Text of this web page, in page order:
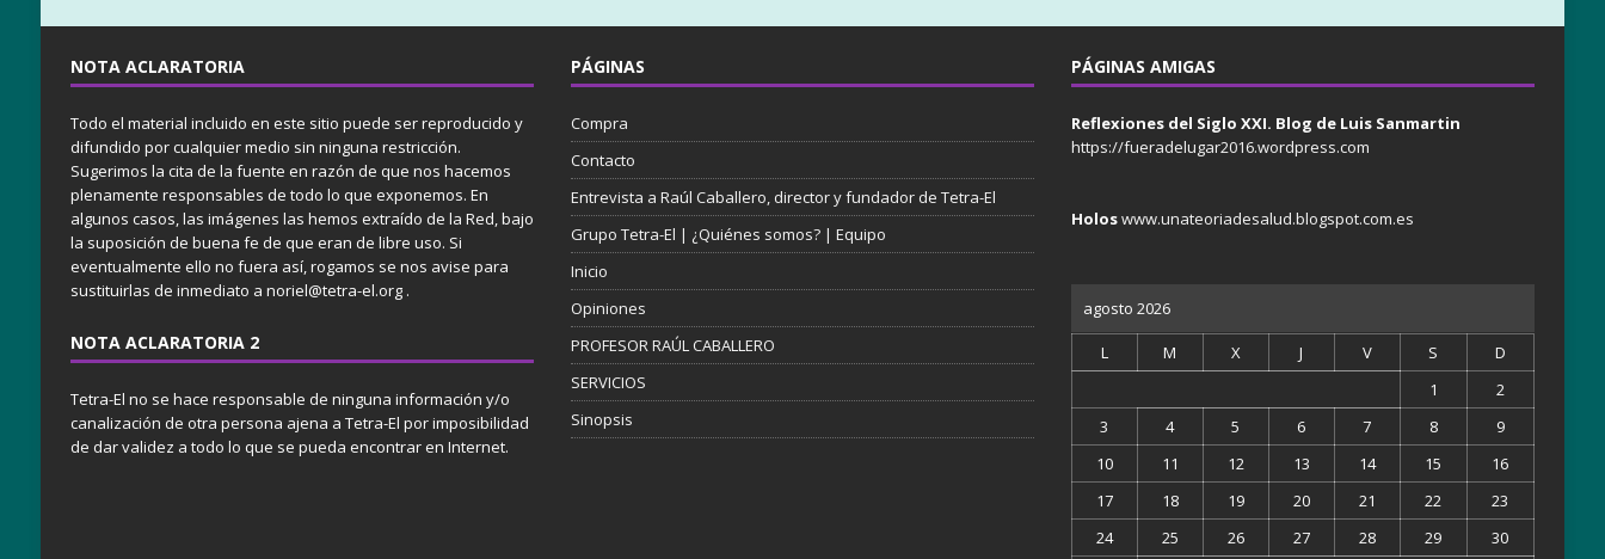
NOTA ACLARATORIA
Todo el material incluido en este sitio puede ser reproducido y
difundido por cualquier medio sin ninguna restricción.
Sugerimos la cita de la fuente en razón de que nos hacemos
plenamente responsables de todo lo que exponemos. En
algunos casos, las imágenes las hemos extraído de la Red, bajo
la suposición de buena fe de que eran de libre uso. Si
eventualmente ello no fuera así, rogamos se nos avise para
sustituirlas de inmediato a noriel@tetra-el.org .
NOTA ACLARATORIA 2
Tetra-El no se hace responsable de ninguna información y/o
canalización de otra persona ajena a Tetra-El por imposibilidad
de dar validez a todo lo que se pueda encontrar en Internet.
PÁGINAS
Compra
Contacto
Entrevista a Raúl Caballero, director y fundador de Tetra-El
Grupo Tetra-El | ¿Quiénes somos? | Equipo
Inicio
Opiniones
PROFESOR RAÚL CABALLERO
SERVICIOS
Sinopsis
PÁGINAS AMIGAS
Reflexiones del Siglo XXI. Blog de Luis Sanmartin
https://fueradelugar2016.wordpress.com
Holoswww.unateoriadesalud.blogspot.com.es
agosto 2026
L M X J V S
D
1
2
3
4 5 6 7 8
9
10
11 12 13 14 15
16
17
18 19 20 21 22
23
24
25 26 27 28 29 30